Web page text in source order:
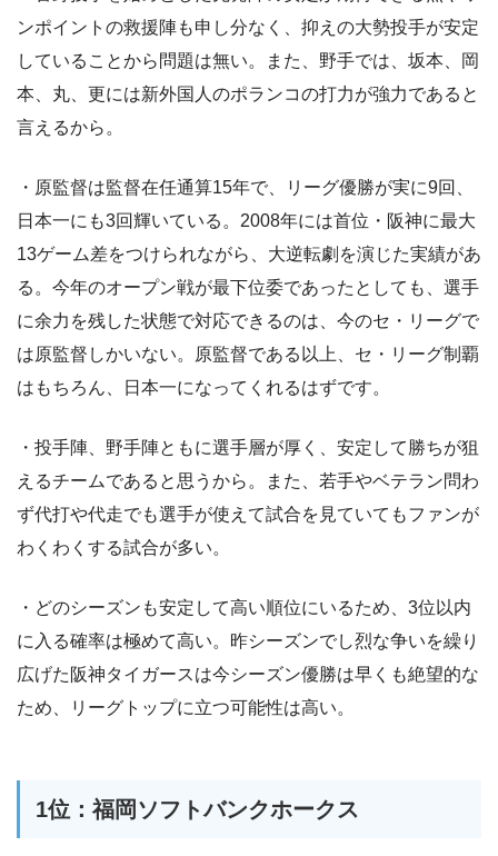
ンポイントの救援陣も申し分なく、抑えの大勢投手が安定
していることから問題は無い。また、野手では、坂本、岡
本、丸、更には新外国人のポランコの打力が強力であると
言えるから。
・原監督は監督在任通算15年で、リーグ優勝が実に9回、
日本一にも3回輝いている。2008年には首位・阪神に最大
13ゲーム差をつけられながら、大逆転劇を演じた実績があ
る。今年のオープン戦が最下位委であったとしても、選手
に余力を残した状態で対応できるのは、今のセ・リーグで
は原監督しかいない。原監督である以上、セ・リーグ制覇
はもちろん、日本一になってくれるはずです。
・投手陣、野手陣ともに選手層が厚く、安定して勝ちが狙
えるチームであると思うから。また、若手やベテラン問わ
ず代打や代走でも選手が使えて試合を見ていてもファンが
わくわくする試合が多い。
・どのシーズンも安定して高い順位にいるため、3位以内
に入る確率は極めて高い。昨シーズンでし烈な争いを繰り
広げた阪神タイガースは今シーズン優勝は早くも絶望的な
ため、リーグトップに立つ可能性は高い。
1位：福岡ソフトバンクホークス